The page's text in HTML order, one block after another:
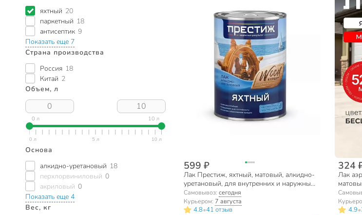
яхтный 20
паркетный 18
антисептик 9
Показать еще 7
Страна производства
Россия 18
Китай 2
Объем, л
0 л 10 л
Основа
алкидно-уретановый 18
перхлорвиниловый 0
акриловый 0
Показать еще 4
Вес, кг
599 ₽
Лак Престиж, яхтный, матовый, алкидно-
уретановый, для внутренних и наружных
работ, 0.9 л
Самовывоз: сегодня
Курьером: 7 августа
4.8•41 отзыв
324
Лак
4.9•